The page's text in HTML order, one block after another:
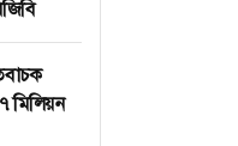
মিলিয়ন